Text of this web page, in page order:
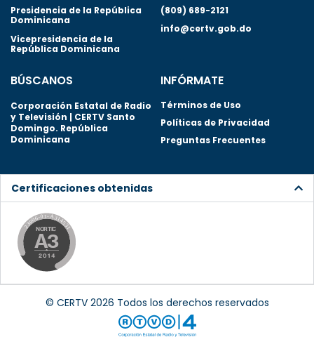
Presidencia de la República
Dominicana
Vicepresidencia de la
República Dominicana
(809) 689-2121
info@certv.gob.do
BÚSCANOS
Corporación Estatal de Radio
y Televisión | CERTV Santo
Domingo. República
Dominicana
INFÓRMATE
Términos de Uso
Políticas de Privacidad
Preguntas Frecuentes
Certificaciones obtenidas
© CERTV 2026 Todos los derechos reservados